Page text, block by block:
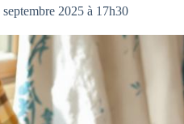
2025 à 17h30